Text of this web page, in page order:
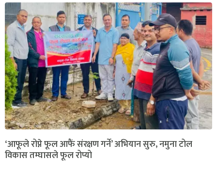
‘आफूले रोप्ने फूल आफैं संरक्षण गर्ने’ अभियान सुरु, नमुना टोल
विकास तम्घासले फूल रोप्यो